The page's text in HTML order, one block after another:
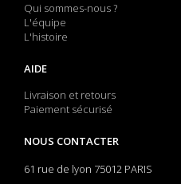
Qui sommes-nous ?
L'équipe
L'histoire
AIDE
Livraison et retours
Paiement sécurisé
NOUS CONTACTER
61 rue de lyon 75012 PARIS